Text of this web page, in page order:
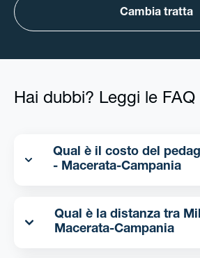
Cambia tratta
Hai dubbi? Leggi le FAQ
Qual è il costo del pedaggio
- Macerata-Campania
Qual è la distanza tra Milano -
Macerata-Campania